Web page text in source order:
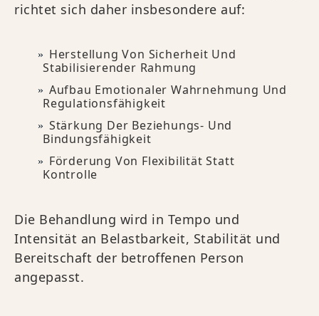
richtet sich daher insbesondere auf:
Herstellung Von Sicherheit Und
Stabilisierender Rahmung
Aufbau Emotionaler Wahrnehmung Und
Regulationsfähigkeit
Stärkung Der Beziehungs- Und
Bindungsfähigkeit
Förderung Von Flexibilität Statt
Kontrolle
Die Behandlung wird in Tempo und
Intensität an Belastbarkeit, Stabilität und
Bereitschaft der betroffenen Person
angepasst.